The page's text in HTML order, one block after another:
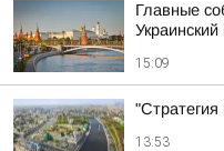
Главные
15:09
13:53